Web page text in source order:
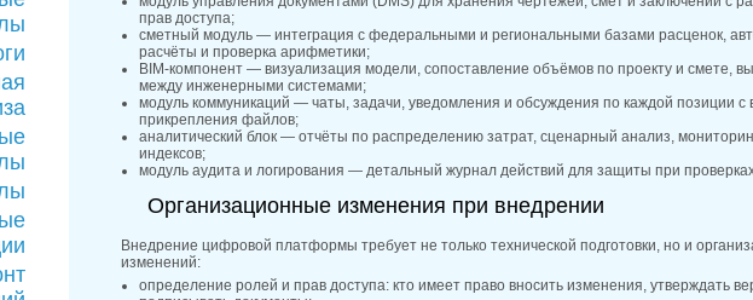
прав доступа;
сметный модуль — интеграция с федеральными и региональными базами расценок,
расчёты и проверка арифметики;
BIM‑компонент — визуализация модели, сопоставление объёмов по проекту и смете,
между инженерными системами;
модуль коммуникаций — чаты, задачи, уведомления и обсуждения по каждой позиции с
прикрепления файлов;
аналитический блок — отчёты по распределению затрат, сценарный анализ,
индексов;
модуль аудита и логирования — детальный журнал действий для защиты при
Организационные изменения при внедрении
Внедрение цифровой платформы требует не только технической подготовки, но и
изменений:
определение ролей и прав доступа: кто имеет право вносить изменения, утверждать